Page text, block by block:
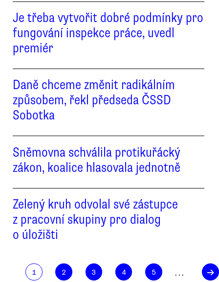
Je třeba vytvořit dobré podmínky pro
fungování inspekce práce, uvedl
premiér
Daně chceme změnit radikálním
způsobem, řekl předseda ČSSD
Sobotka
Sněmovna schválila protikuřácký
zákon, koalice hlasovala jednotně
Zelený kruh odvolal své zástupce
z pracovní skupiny pro dialog
o úložišti
1 2 3 4 5 . . . →